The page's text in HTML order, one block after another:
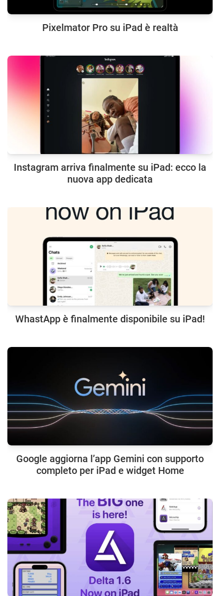
Pixelmator Pro su iPad è realtà
Instagram arriva finalmente su iPad: ecco la
nuova app dedicata
WhastApp è finalmente disponibile su iPad!
Google aggiorna l’app Gemini con supporto
completo per iPad e widget Home